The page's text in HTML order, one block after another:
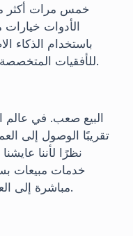
خمس مرات أكثر
الأدوات
باستخدام الذكاء
إدارة العقود، وحلول ERP وCRM للأفقيات المتخصصة.
البيع صعب. في عالم
تقريبًا الوصول إلى
نظرًا لأننا
خدمات مبيعات
مباشرة إلى العملاء، تقدم الحلول وتحقق الفرص.